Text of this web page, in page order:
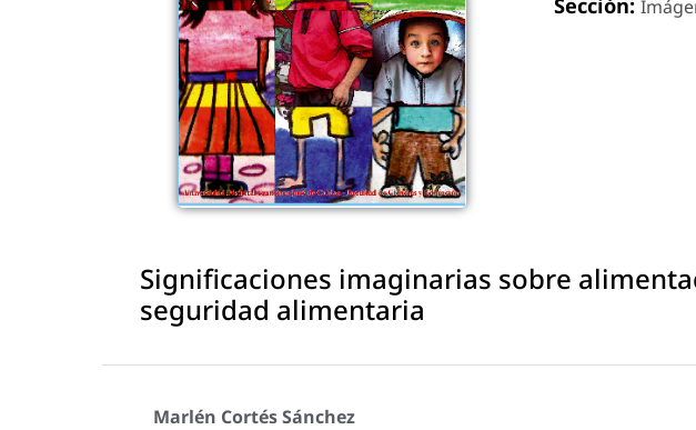
Significaciones imaginarias sobre
seguridad alimentaria
Marlén Cortés Sánchez